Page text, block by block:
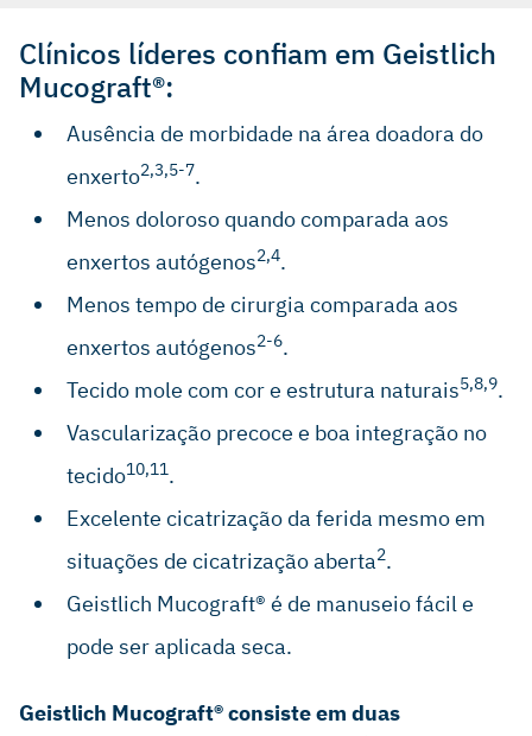
Clínicos líderes confiam em Geistlich
Mucograft®:
Ausência de morbidade na área doadora do
enxerto2,3,5-7.
Menos doloroso quando comparada aos
enxertos autógenos2,4.
Menos tempo de cirurgia comparada aos
enxertos autógenos2-6.
Tecido mole com cor e estrutura naturais5,8,9.
Vascularização precoce e boa integração no
tecido10,11.
Excelente cicatrização da ferida mesmo em
situações de cicatrização aberta2.
Geistlich Mucograft® é de manuseio fácil e
pode ser aplicada seca.
Geistlich Mucograft® consiste em duas